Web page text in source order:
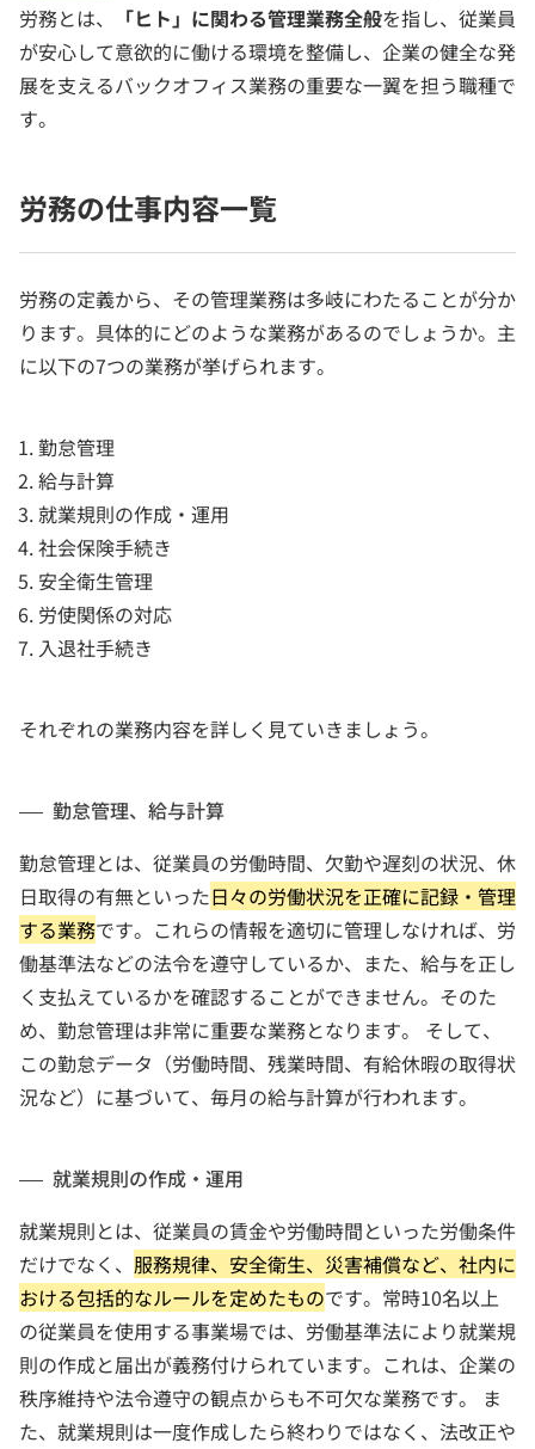
労務とは、
「ヒト」に関わる管理業務全般を指し、従業員
が安心して意欲的に働ける環境を整備し、企業の健全な発
展を支えるバックオフィス業務の重要な一翼を担う職種で
す。
労務の仕事内容一覧
労務の定義から、その管理業務は多岐にわたることが分か
ります。具体的にどのような業務があるのでしょうか。主
に以下の7つの業務が挙げられます。
勤怠管理
給与計算
就業規則の作成・運用
社会保険手続き
安全衛生管理
労使関係の対応
入退社手続き
それぞれの業務内容を詳しく見ていきましょう。
勤怠管理、給与計算
勤怠管理とは、従業員の労働時間、欠勤や遅刻の状況、休
日取得の有無といった日々の労働状況を正確に記録・管理
する業務です。これらの情報を適切に管理しなければ、労
働基準法などの法令を遵守しているか、また、給与を正し
く支払えているかを確認することができません。そのた
め、勤怠管理は非常に重要な業務となります。 そして、
この勤怠データ（労働時間、残業時間、有給休暇の取得状
況など）に基づいて、毎月の給与計算が行われます。
就業規則の作成・運用
就業規則とは、従業員の賃金や労働時間といった労働条件
だけでなく、 服務規律、安全衛生、災害補償など、社内に
おける包括的なルールを定めたものです。常時10名以上
の従業員を使用する事業場では、労働基準法により就業規
則の作成と届出が義務付けられています。これは、企業の
秩序維持や法令遵守の観点からも不可欠な業務です。 ま
た、就業規則は一度作成したら終わりではなく、法改正や